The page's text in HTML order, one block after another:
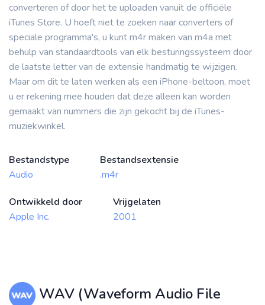
converteren of door het te uploaden vanuit de officiële
iTunes Store. U hoeft niet te zoeken naar converters of
speciale programma's, u kunt m4r maken van m4a met
behulp van standaardtools van elk besturingssysteem door
de laatste letter van de extensie handmatig te wijzigen.
Maar om dit te laten werken als een iPhone-beltoon, moet
u er rekening mee houden dat deze alleen kan worden
gemaakt van nummers die zijn gekocht bij de iTunes-
muziekwinkel.
Bestandstype
Audio
Bestandsextensie
.m4r
Ontwikkeld door
Apple Inc.
Vrijgelaten
2001
WAV (Waveform Audio File